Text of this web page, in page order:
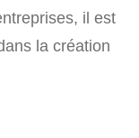
il est
la création